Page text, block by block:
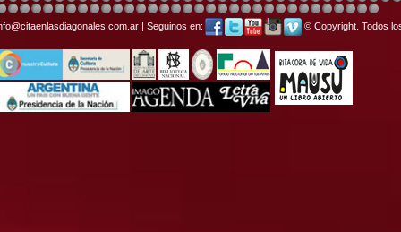
| Seguinos en: © Copyright. Todos